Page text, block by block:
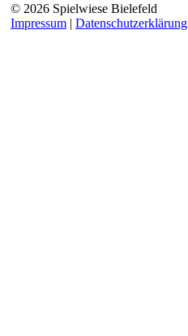
© 2026 Spielwiese Bielefeld
Impressum | Datenschutzerklärung